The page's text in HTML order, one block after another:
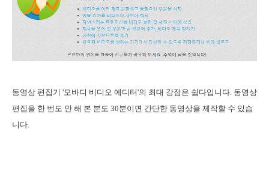
동영상 편집기 '모바디 비디오 에디터'의 최대 강점은 쉽다입니다. 동영상
편집을 한 번도 안 해 본 분도 30분이면 간단한 동영상을 제작할 수 있습
니다.